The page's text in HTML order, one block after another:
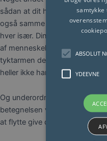
sådan at dit hjerte har en
også samme formål som
hver især. Din tyktarms
af menneskeheden uanset
tyktarmen den samme
heller ikke har en anden
Og underordnet højde og
betegnelsen velskabt/
at flytte give dig mulighed for
samtykke
ABSOLUT
YDEEVNE